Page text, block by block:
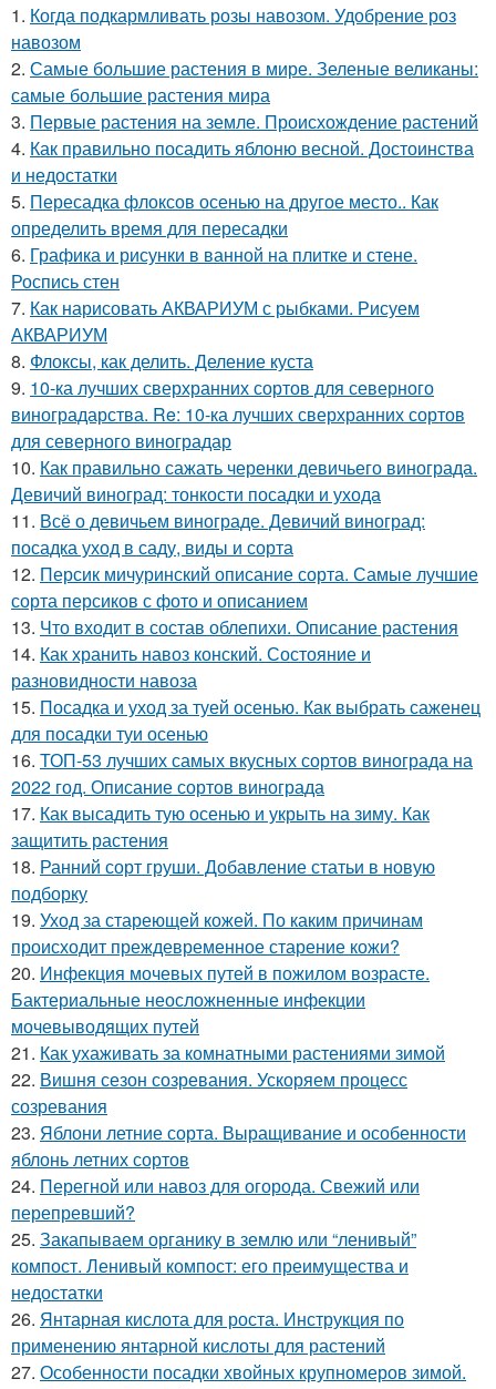
1. Когда подкармливать розы навозом. Удобрение роз
навозом
2. Самые большие растения в мире. Зеленые великаны:
самые большие растения мира
3. Первые растения на земле. Происхождение растений
4. Как правильно посадить яблоню весной. Достоинства
и недостатки
5. Пересадка флоксов осенью на другое место.. Как
определить время для пересадки
6. Графика и рисунки в ванной на плитке и стене.
Роспись стен
7. Как нарисовать АКВАРИУМ с рыбками. Рисуем
АКВАРИУМ
8. Флоксы, как делить. Деление куста
9. 10-ка лучших сверхранних сортов для северного
виноградарства. Re: 10-ка лучших сверхранних сортов
для северного виноградар
10. Как правильно сажать черенки девичьего винограда.
Девичий виноград: тонкости посадки и ухода
11. Всё о девичьем винограде. Девичий виноград:
посадка уход в саду, виды и сорта
12. Персик мичуринский описание сорта. Самые лучшие
сорта персиков с фото и описанием
13. Что входит в состав облепихи. Описание растения
14. Как хранить навоз конский. Состояние и
разновидности навоза
15. Посадка и уход за туей осенью. Как выбрать саженец
для посадки туи осенью
16. ТОП-53 лучших самых вкусных сортов винограда на
2022 год. Описание сортов винограда
17. Как высадить тую осенью и укрыть на зиму. Как
защитить растения
18. Ранний сорт груши. Добавление статьи в новую
подборку
19. Уход за стареющей кожей. По каким причинам
происходит преждевременное старение кожи?
20. Инфекция мочевых путей в пожилом возрасте.
Бактериальные неосложненные инфекции
мочевыводящих путей
21. Как ухаживать за комнатными растениями зимой
22. Вишня сезон созревания. Ускоряем процесс
созревания
23. Яблони летние сорта. Выращивание и особенности
яблонь летних сортов
24. Перегной или навоз для огорода. Свежий или
перепревший?
25. Закапываем органику в землю или “ленивый”
компост. Ленивый компост: его преимущества и
недостатки
26. Янтарная кислота для роста. Инструкция по
применению янтарной кислоты для растений
27. Особенности посадки хвойных крупномеров зимой.